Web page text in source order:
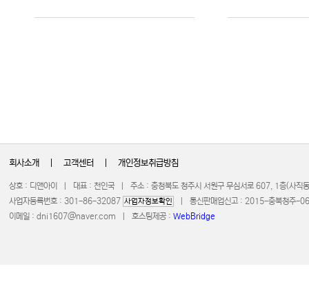
회사소개 고객센터 개인정보취급방침
상호 : 디앤아이 | 대표 : 천인국 | 주소 : 충청북도 청주시 서원구 무심서로 607, 1층(사직
사업자등록번호 : 301-86-32087 사업자정보확인
| 통신판매업신고 : 2015-충북청
이메일 : dni1607@naver.com | 호스팅제공 : WebBridge